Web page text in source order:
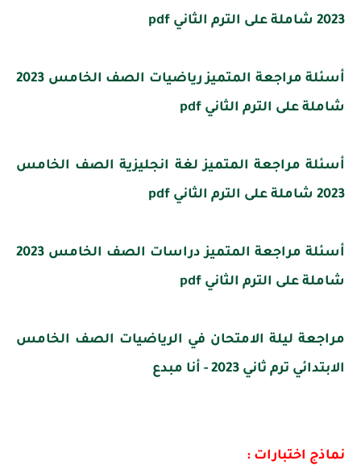
2023 شاملة على الترم الثاني pdf
أسئلة مراجعة المتميز رياضيات الصف الخامس 2023
شاملة على الترم الثاني pdf
أسئلة مراجعة المتميز لغة انجليزية الصف الخامس
2023 شاملة على الترم الثاني pdf
أسئلة مراجعة المتميز دراسات الصف الخامس 2023
شاملة على الترم الثاني pdf
مراجعة ليلة الامتحان في الرياضيات الصف الخامس
الابتدائي ترم ثاني 2023 - أنا مبدع
نماذج اختبارات :